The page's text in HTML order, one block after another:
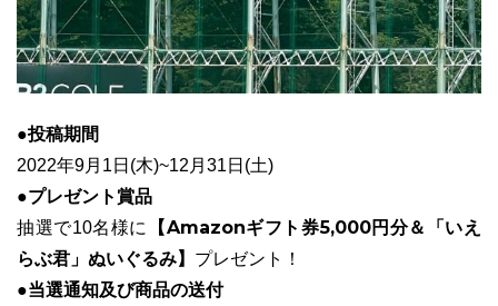
●投稿期間
2022年9月1日(木)~12月31日(土)
●プレゼント賞品
抽選で10名様に
【Amazonギフト券5,000円分＆「いえ
らぶ君」ぬいぐるみ】
プレゼント！
●当選通知及び商品の送付